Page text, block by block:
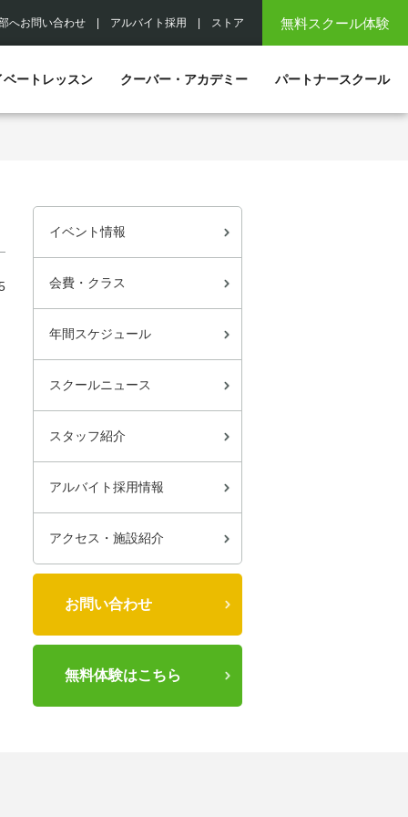
無料スクール体験
へお問い合わせ アルバイト採用 ストア
ベートレッスン クーバー・アカデミー パートナースクール
イベント情報
会費・クラス
年間スケジュール
スクールニュース
スタッフ紹介
アルバイト採用情報
アクセス・施設紹介
お問い合わせ
無料体験はこちら